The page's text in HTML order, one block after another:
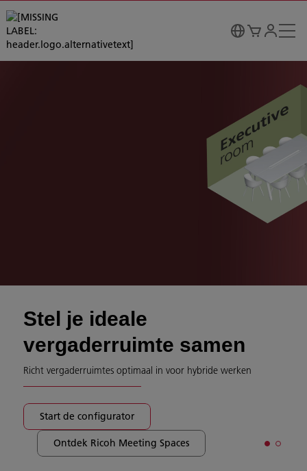
Stel je ideale
vergaderruimte samen
Richt vergaderruimtes optimaal in voor hybride werken
Start de configurator
Ontdek Ricoh Meeting Spaces